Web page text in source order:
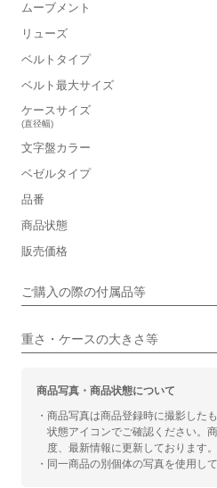
ムーブメント
リューズ
ベルトタイプ
ベルト最大サイズ
ケースサイズ
(直径幅)
文字盤カラー
ベゼルタイプ
品番
商品状態
販売価格
ご購入の際の付属品等
重さ・ケースの大きさ等
■重さ(ベルト込み)
■ケースの大きさ
小さい
■装飾感
カジュアル
商品写真・商品状態について
・商品写真は商品登録時に撮影した
状態アイコンでご確認ください。
度、最新情報に更新しております。
・同一商品の別個体の写真を使用し